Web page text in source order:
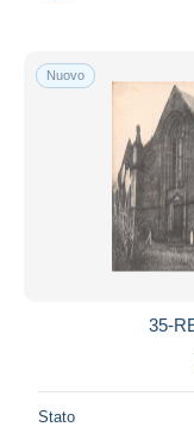
Nuovo
35-
Stato